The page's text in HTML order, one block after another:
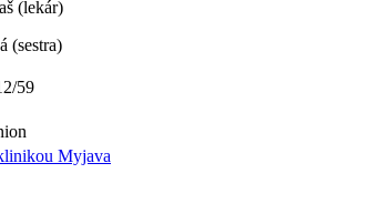
(lekár)
(sestra)
/59
Myjava